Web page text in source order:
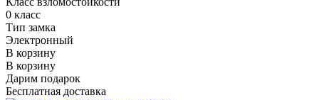
0 класс
Тип замка
Электронный
В корзину
В корзину
Дарим подарок
Бесплатная доставка